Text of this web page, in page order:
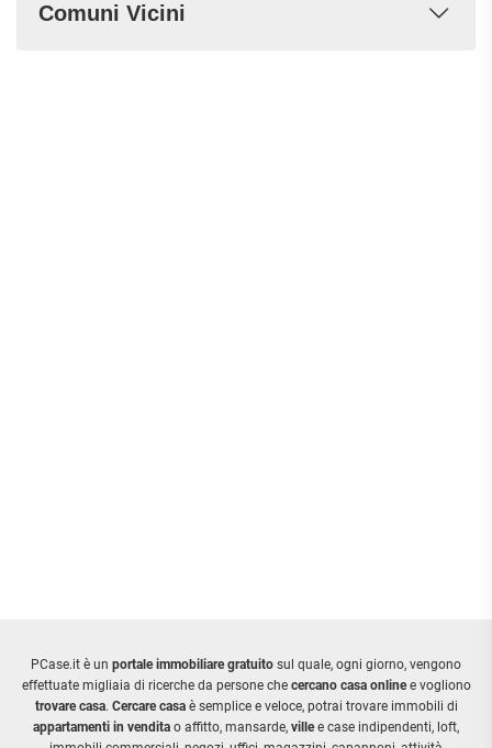
Comuni Vicini
PCase.it è un portale immobiliare gratuito sul quale, ogni giorno, vengono
effettuate migliaia di ricerche da persone che cercano casa onlinee vogliono
trovare casa. Cercare casaè semplice e veloce, potrai trovare immobili di
appartamenti in vendita o affitto, mansarde, villee case indipendenti, loft,